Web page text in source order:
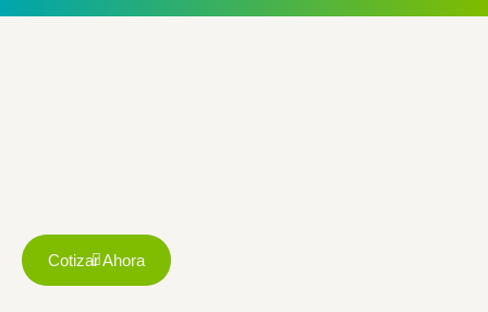
Cotizar Ahora